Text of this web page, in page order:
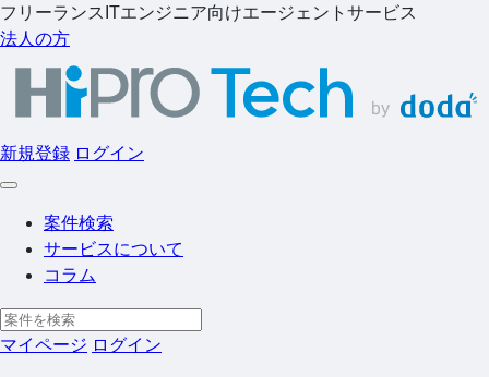
フリーランスITエンジニア向けエージェントサービス
法人の方
新規登録 ログイン
案件検索
サービスについて
コラム
マイページ ログイン